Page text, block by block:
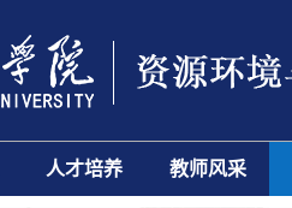
人才培养 教师风采